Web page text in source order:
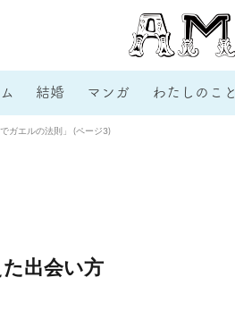
結婚 マンガ わたしのこと
ガエルの法則」 (ページ3)
出会い方